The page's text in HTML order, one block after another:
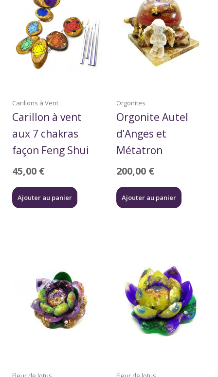
Carillons à Vent
Carillon à vent
aux 7 chakras
façon Feng Shui
45,00 €
Ajouter au panier
Orgonites
Orgonite Autel
d’Anges et
Métatron
200,00 €
Ajouter au panier